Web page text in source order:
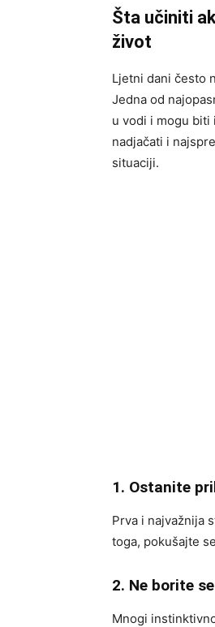
Šta učiniti
život
Ljetni dani često
Jedna od
u vodi i mogu biti
nadjačati i
situaciji.
1. Ostanite
Prva i najvažnija
toga, pokušajte
2. Ne borite
Mnogi